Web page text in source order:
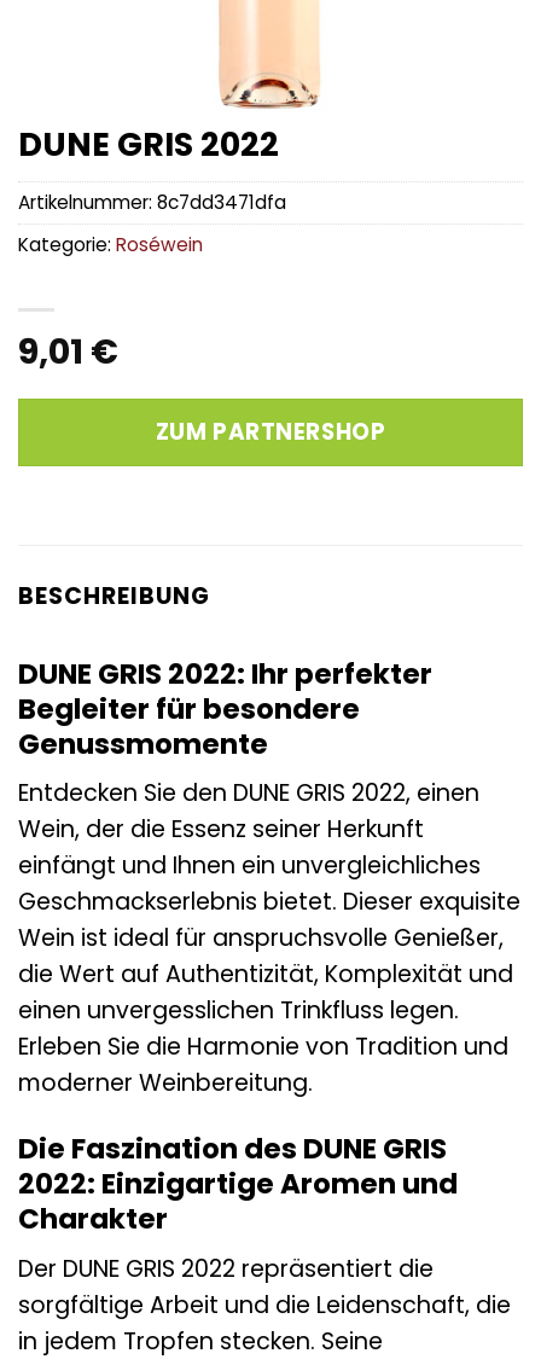
DUNE GRIS 2022
9,01 €
ZUM PARTNERSHOP
Artikelnummer: 8c7dd3471dfa
Kategorie: Roséwein
BESCHREIBUNG
DUNE GRIS 2022: Ihr perfekter
Begleiter für besondere
Genussmomente
Entdecken Sie den DUNE GRIS 2022, einen
Wein, der die Essenz seiner Herkunft
einfängt und Ihnen ein unvergleichliches
Geschmackserlebnis bietet. Dieser exquisite
Wein ist ideal für anspruchsvolle Genießer,
die Wert auf Authentizität, Komplexität und
einen unvergesslichen Trinkfluss legen.
Erleben Sie die Harmonie von Tradition und
moderner Weinbereitung.
Die Faszination des DUNE GRIS
2022: Einzigartige Aromen und
Charakter
Der DUNE GRIS 2022 repräsentiert die
sorgfältige Arbeit und die Leidenschaft, die
in jedem Tropfen stecken. Seine